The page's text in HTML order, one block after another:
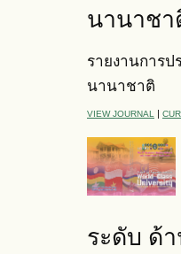
นานาชา
รายงานการ
นานาชาติ
VIEW JOURNAL |
ระดับ ด้